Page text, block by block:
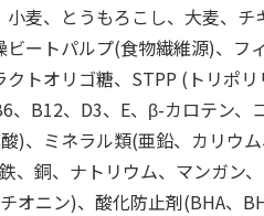
小麦、とうもろこし、大麦、
ビートパルプ(食物繊維源)、フ
クトオリゴ糖、STPP (トリポ
、B12、D3、E、β-カロテン、
)、ミネラル類(亜鉛、カリウ
、銅、ナトリウム、マンガン
オニン)、酸化防止剤(BHA、